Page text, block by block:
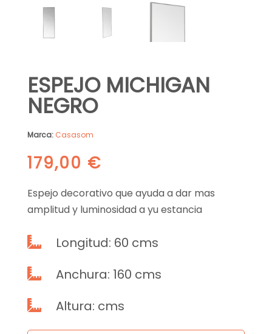
ESPEJO MICHIGAN
NEGRO
Marca: Casasom
179,00 €
Espejo decorativo que ayuda a dar mas
amplitud y luminosidad a yu estancia
 Longitud: 60 cms
 Anchura: 160 cms
 Altura: cms